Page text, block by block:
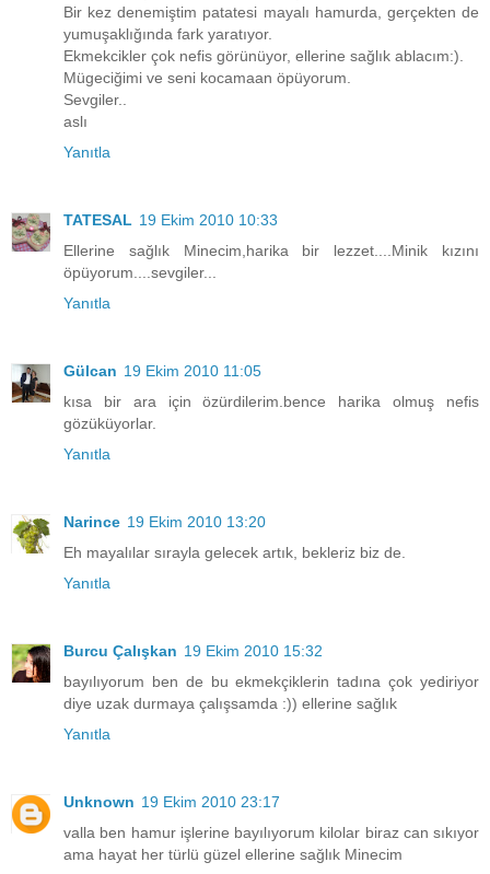
Bir kez denemiştim patatesi mayalı hamurda, gerçekten de
yumuşaklığında fark yaratıyor.
Ekmekcikler çok nefis görünüyor, ellerine sağlık ablacım:).
Mügeciğimi ve seni kocamaan öpüyorum.
Sevgiler..
aslı
Yanıtla
TATESAL 19 Ekim 2010 10:33
Ellerine sağlık Minecim,harika bir lezzet....Minik kızını
öpüyorum....sevgiler...
Yanıtla
Gülcan 19 Ekim 2010 11:05
kısa bir ara için özürdilerim.bence harika olmuş nefis
gözüküyorlar.
Yanıtla
Narince 19 Ekim 2010 13:20
Eh mayalılar sırayla gelecek artık, bekleriz biz de.
Yanıtla
Burcu Çalışkan 19 Ekim 2010 15:32
bayılıyorum ben de bu ekmekçiklerin tadına çok yediriyor
diye uzak durmaya çalışsamda :)) ellerine sağlık
Yanıtla
Unknown 19 Ekim 2010 23:17
valla ben hamur işlerine bayılıyorum kilolar biraz can sıkıyor
ama hayat her türlü güzel ellerine sağlık Minecim